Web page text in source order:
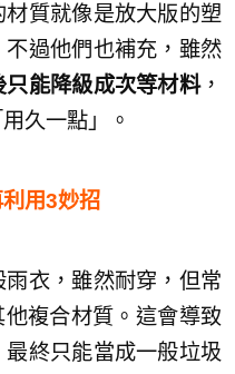
質就像是放大版的塑
過他們也補充，雖然
只能降級成次等材料，
久一點」。
用3妙招
衣，雖然耐穿，但常
複合材質。這會導致
終只能當成一般垃圾